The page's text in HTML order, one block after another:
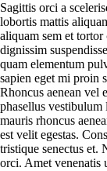
Sagittis orci a
lobortis mattis
aliquam sem et
dignissim
quam elementum
sapien eget mi proin
Rhoncus aenean vel
phasellus vestibulum
mauris rhoncus
est velit egestas.
tristique senectus et.
orci. Amet venenatis